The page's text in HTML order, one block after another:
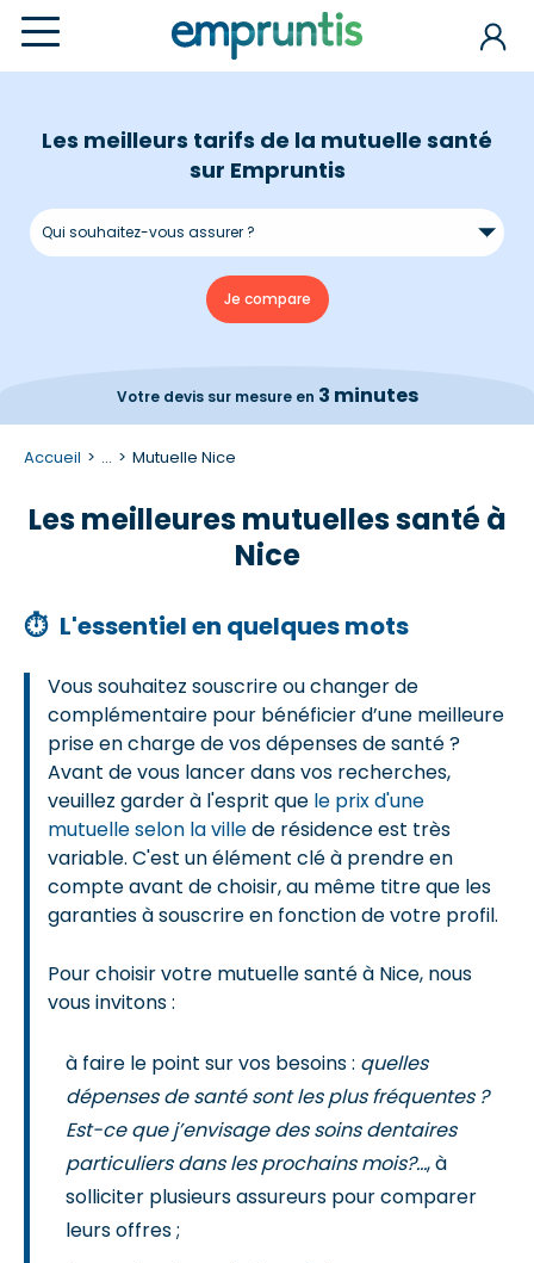
Les meilleurs tarifs de la mutuelle santé
sur Empruntis
Votre devissur mesure en 3 minutes
Accueil ... Mutuelle Nice
Les meilleures mutuelles santé à
Nice
⏱ L'essentiel en quelques mots
Vous souhaitez souscrire ou changer de
complémentaire pour bénéficier d’une meilleure
prise en charge de vos dépenses de santé ?
Avant de vous lancer dans vos recherches,
veuillez garder à l'esprit que le prix d'une
mutuelle selon la villede résidence est très
variable. C'est un élément clé à prendre en
compte avant de choisir, au même titre que les
garanties à souscrire en fonction de votre profil.
Pour choisir votre mutuelle santé à Nice, nous
vous invitons :
à faire le point sur vos besoins : quelles
dépenses de santé sont les plus fréquentes ?
Est-ce que j’envisage des soins dentaires
particuliers dans les prochains mois?..., à
solliciter plusieurs assureurs pour comparer
leurs offres ;